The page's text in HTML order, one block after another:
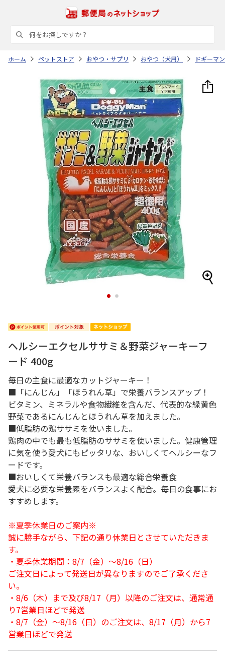
ホーム ペットストア おやつ・サプリ おやつ（犬用） ドギーマ
1 2
ヘルシーエクセルササミ＆野菜ジャーキーフ
ード 400g
毎日の主食に最適なカットジャーキー！
■「にんじん」「ほうれん草」で栄養バランスアップ！
ビタミン、ミネラルや食物繊維を含んだ、代表的な緑黄色
野菜であるにんじんとほうれん草を加えました。
■低脂肪の鶏ササミを使いました。
鶏肉の中でも最も低脂肪のササミを使いました。健康管理
に気を使う愛犬にもピッタリな、おいしくてヘルシーなフ
ードです。
■おいしくて栄養バランスも最適な総合栄養食
愛犬に必要な栄養素をバランスよく配合。毎日の食事にお
すすめします。
※夏季休業日のご案内※
誠に勝手ながら、下記の通り休業日とさせていただきま
す。
・夏季休業期間：8/7（金）～8/16（日）
ご注文日によって発送日が異なりますのでご了承くださ
い。
・8/6（木）まで及び8/17（月）以降のご注文は、通常通
り7営業日ほどで発送
・8/7（金）～8/16（日）のご注文は、8/17（月）から7
営業日ほどで発送